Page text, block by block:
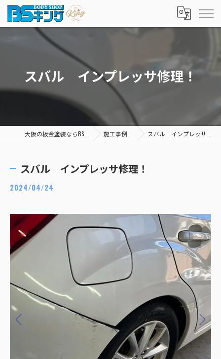
スバル インプレッサ修理！
施工事例一覧 スバル インプレッサ修理！
スバル インプレッサ修理！
2024/04/24